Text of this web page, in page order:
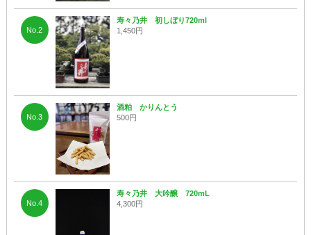
No.2
寿々乃井 初しぼり720ml
1,450円
No.3
酒粕 かりんとう
500円
No.4
寿々乃井 大吟醸 720mL
4,300円